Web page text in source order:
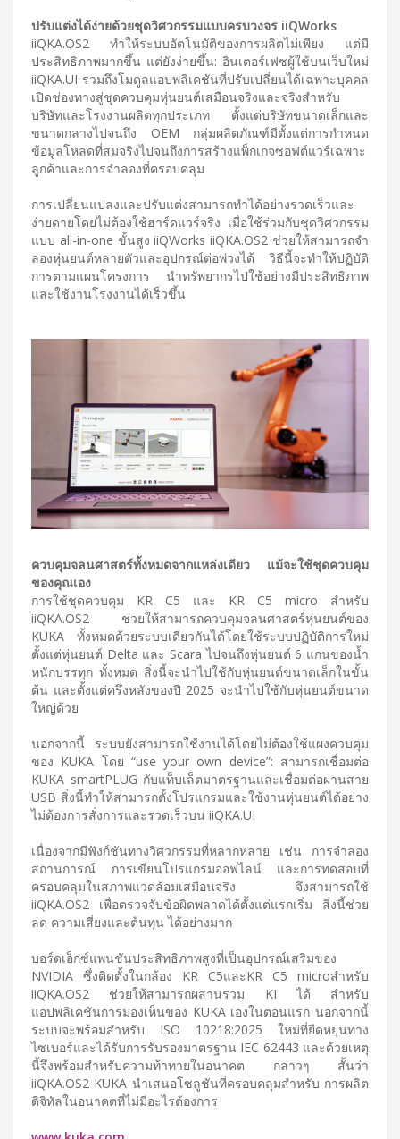
ปรับแต่งได้ง่ายด้วยชุดวิศวกรรมแบบครบวงจร iiQWorks
iiQKA.OS2 ทําให้ระบบอัตโนมัติของการผลิตไม่เพียง แต่มี
ประสิทธิภาพมากขึ้น แต่ยังง่ายขึ้น: อินเตอร์เฟซผู้ใช้บนเว็บใหม่
iiQKA.UI รวมถึงโมดูลแอปพลิเคชันที่ปรับเปลี่ยนได้เฉพาะบุคคล
เปิดช่องทางสู่ชุดควบคุมหุ่นยนต์เสมือนจริงและจริงสําหรับ
บริษัทและโรงงานผลิตทุกประเภท ตั้งแต่บริษัทขนาดเล็กและ
ขนาดกลางไปจนถึง OEM กลุ่มผลิตภัณฑ์มีตั้งแต่การกําหนด
ข้อมูลโหลดที่สมจริงไปจนถึงการสร้างแพ็กเกจซอฟต์แวร์เฉพาะ
ลูกค้าและการจําลองที่ครอบคลุม
การเปลี่ยนแปลงและปรับแต่งสามารถทําได้อย่างรวดเร็วและ
ง่ายดายโดยไม่ต้องใช้ฮาร์ดแวร์จริง เมื่อใช้ร่วมกับชุดวิศวกรรม
แบบ all-in-one ขั้นสูง iiQWorks iiQKA.OS2 ช่วยให้สามารถจํา
ลองหุ่นยนต์หลายตัวและอุปกรณ์ต่อพ่วงได้ วิธีนี้จะทำให้ปฏิบัติ
การตามแผนโครงการ นำทรัพยากรไปใช้อย่างมีประสิทธิภาพ
และใช้งานโรงงานได้เร็วขึ้น
ควบคุมจลนศาสตร์ทั้งหมดจากแหล่งเดียว แม้จะใช้ชุดควบคุม
ของคุณเอง
การใช้ชุดควบคุม KR C5 และ KR C5 micro สําหรับ
iiQKA.OS2 ช่วยให้สามารถควบคุมจลนศาสตร์หุ่นยนต์ของ
KUKA ทั้งหมดด้วยระบบเดียวกันได้โดยใช้ระบบปฏิบัติการใหม่
ตั้งแต่หุ่นยนต์ Delta และ Scara ไปจนถึงหุ่นยนต์ 6 แกนของน้ำ
หนักบรรทุก ทั้งหมด สิ่งนี้จะนําไปใช้กับหุ่นยนต์ขนาดเล็กในขั้น
ต้น และตั้งแต่ครึ่งหลังของปี 2025 จะนําไปใช้กับหุ่นยนต์ขนาด
ใหญ่ด้วย
นอกจากนี้ ระบบยังสามารถใช้งานได้โดยไม่ต้องใช้แผงควบคุม
ของ KUKA โดย “use your own device”: สามารถเชื่อมต่อ
KUKA smartPLUG กับแท็บเล็ตมาตรฐานและเชื่อมต่อผ่านสาย
USB สิ่งนี้ทําให้สามารถตั้งโปรแกรมและใช้งานหุ่นยนต์ได้อย่าง
ไม่ต้องการสั่งการและรวดเร็วบน iiQKA.UI
เนื่องจากมีฟังก์ชันทางวิศวกรรมที่หลากหลาย เช่น การจําลอง
สถานการณ์ การเขียนโปรแกรมออฟไลน์ และการทดสอบที่
ครอบคลุมในสภาพแวดล้อมเสมือนจริง จึงสามารถใช้
iiQKA.OS2 เพื่อตรวจจับข้อผิดพลาดได้ตั้งแต่แรกเริ่ม สิ่งนี้ช่วย
ลด ความเสี่ยงและต้นทุน ได้อย่างมาก
บอร์ดเอ็กซ์แพนชันประสิทธิภาพสูงที่เป็นอุปกรณ์เสริมของ
NVIDIA ซึ่งติดตั้งในกล้อง KR C5และKR C5 microสําหรับ
iiQKA.OS2 ช่วยให้สามารถผสานรวม KI ได้ สำหรับ
แอปพลิเคชันการมองเห็นของ KUKA เองในตอนแรก นอกจากนี้
ระบบจะพร้อมสําหรับ ISO 10218:2025 ใหม่ที่ยืดหยุ่นทาง
ไซเบอร์และได้รับการรับรองมาตรฐาน IEC 62443 และด้วยเหตุ
นี้จึงพร้อมสําหรับความท้าทายในอนาคต กล่าวๆ สั้นว่า
iiQKA.OS2 KUKA นําเสนอโซลูชันที่ครอบคลุมสําหรับ การผลิต
ดิจิทัลในอนาคตที่ไม่มีอะไรต้องการ